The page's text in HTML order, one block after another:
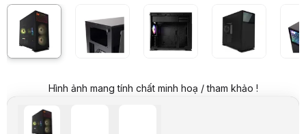
Tương thích M / B: 12" x 10,5" ATX, Micro-ATX, Mini-ITX
Khe mở rộng: 7x PCI-E
Kích thước sản phẩm: 476 x 210 x 445 mm
Khối lượng tịnh: 8,7 kg / 19,2 lbs
Thông số kỹ thuật
Mid Tower
Vật liệu
Hỗ trợ Mainboard
Khe mở rộng
Hình ảnh mang tính chất minh hoạ / tham khảo !